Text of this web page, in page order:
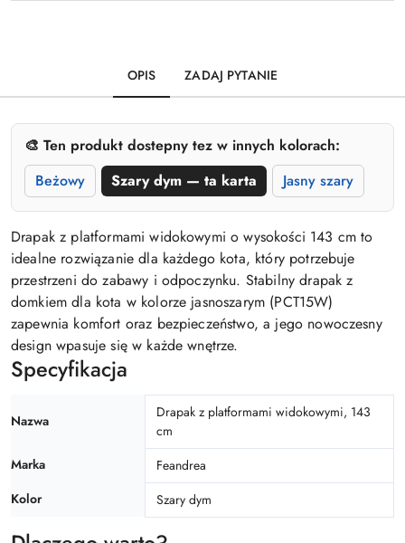
OPIS ZADAJ PYTANIE
🎨 Ten produkt dostepny tez w innych kolorach:
Beżowy
Szary dym — ta karta Jasny szary
Drapak z platformami widokowymi o wysokości 143 cm to
idealne rozwiązanie dla każdego kota, który potrzebuje
przestrzeni do zabawy i odpoczynku. Stabilny drapak z
domkiem dla kota w kolorze jasnoszarym (PCT15W)
zapewnia komfort oraz bezpieczeństwo, a jego nowoczesny
design wpasuje się w każde wnętrze.
Specyfikacja
Nazwa
Drapak z platformami widokowymi, 143
cm
Marka
Feandrea
Kolor
Szary dym